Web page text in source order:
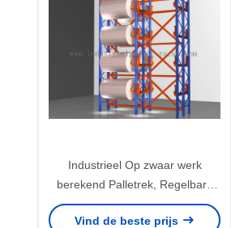
Industrieel Op zwaar werk
berekend Palletrek, Regelbare
Rolling Opslagrekken
Vind de beste prijs